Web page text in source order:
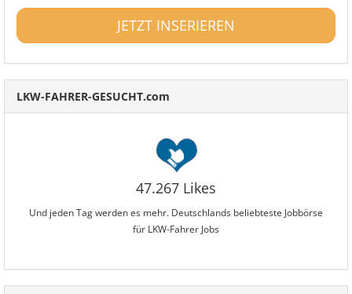
JETZT INSERIEREN
LKW-FAHRER-GESUCHT.com
47.267 Likes
Und jeden Tag werden es mehr. Deutschlands beliebteste Jobbörse
für LKW-Fahrer Jobs